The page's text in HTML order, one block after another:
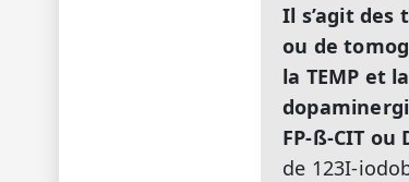
Il s’agit des
ou de
la TEMP et
FP-ß-CIT ou
de 123I-